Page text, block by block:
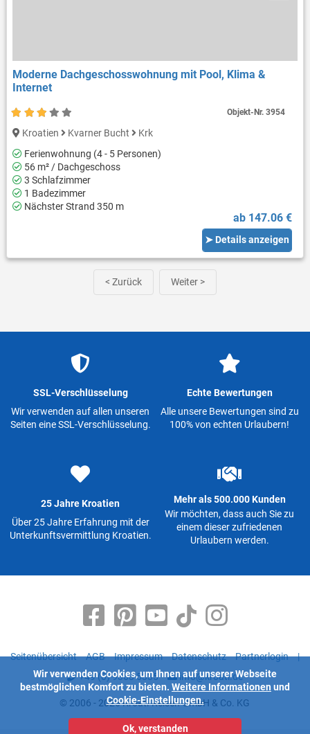
Moderne Dachgeschosswohnung mit Pool, Klima &
Internet
Kroatien Kvarner Bucht
Krk
Ferienwohnung (4 - 5 Personen)
56 m² / Dachgeschoss
3 Schlafzimmer
1 Badezimmer
Nächster Strand 350 m
ab 147.06 €
➤ Details anzeigen
Objekt-Nr.3954
< Zurück Weiter >
SSL-Verschlüsselung
Wir verwenden auf allen unseren
Seiten eine SSL-Verschlüsselung.
Echte Bewertungen
Alle unsere Bewertungen sind zu
100% von echten Urlaubern!
25 Jahre Kroatien
Über 25 Jahre Erfahrung mit der
Unterkunftsvermittlung Kroatien.
Mehr als 500.000 Kunden
Wir möchten, dass auch Sie zu
einem dieser zufriedenen
Urlaubern werden.
Seitenübersicht AGB Impressum Datenschutz Partnerlogin
|
+49 (0) 9363 5335
info@kroati.de
© 2006 - 2026 Kroati-Reisen GmbH & Co. KG
Wir verwenden Cookies, um Ihnen auf unserer Webseite
bestmöglichen Komfort zu bieten. Weitere Informationen und
Cookie-Einstellungen.
Ok, verstanden